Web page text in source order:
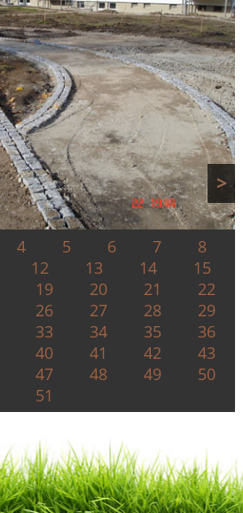
>
4 5 6 7
8
12 13 14
15
19 20 21
22
26 27 28
29
33 34 35
36
40 41 42
43
47 48 49
50
51